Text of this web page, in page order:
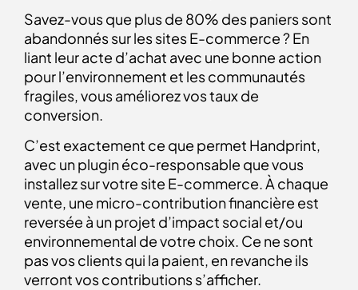
Savez-vous que plus de 80% des paniers sont
abandonnés sur les sites E-commerce ? En
liant leur acte d’achat avec une bonne action
pour l’environnement et les communautés
fragiles, vous améliorez vos taux de
conversion.
C’est exactement ce que permet Handprint,
avec unplugin éco-responsable que vous
installez sur votre site E-commerce. À chaque
vente, une micro-contribution financière est
reversée à un projet d’impact social et/ou
environnemental de votre choix. Ce ne sont
pas vos clients qui la paient, en revanche ils
verront vos contributions s’afficher.